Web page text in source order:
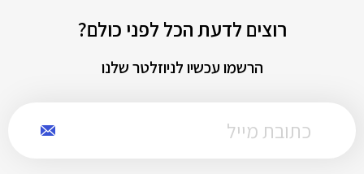
רוצים לדעת הכל לפני כולם?
הרשמו עכשיו לניוזלטר שלנו